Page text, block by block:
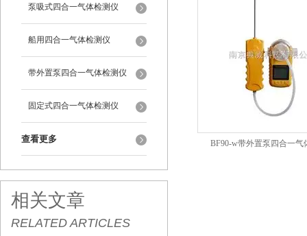
泵吸式四合一气体检测仪
船用四合一气体检测仪
带外置泵四合一气体检测仪
固定式四合一气体检测仪
查看更多
相关文章
RELATED ARTICLES
BF90-w带外置泵四合一气